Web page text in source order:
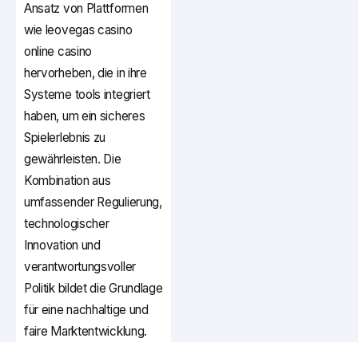
Ansatz von Plattformen
wie leovegas casino
online casino
hervorheben, die in ihre
Systeme tools integriert
haben, um ein sicheres
Spielerlebnis zu
gewährleisten. Die
Kombination aus
umfassender Regulierung,
technologischer
Innovation und
verantwortungsvoller
Politik bildet die Grundlage
für eine nachhaltige und
faire Marktentwicklung.